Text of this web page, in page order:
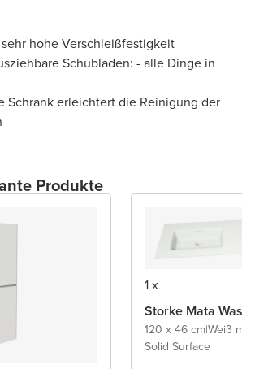
hohe Verschleißfestigkeit
Schubladen: - alle Dinge in
Schrank erleichtert die Reinigung der
Produkte
1 x
Storke Mata
120 x 46 cm|Weiß
Solid Surface